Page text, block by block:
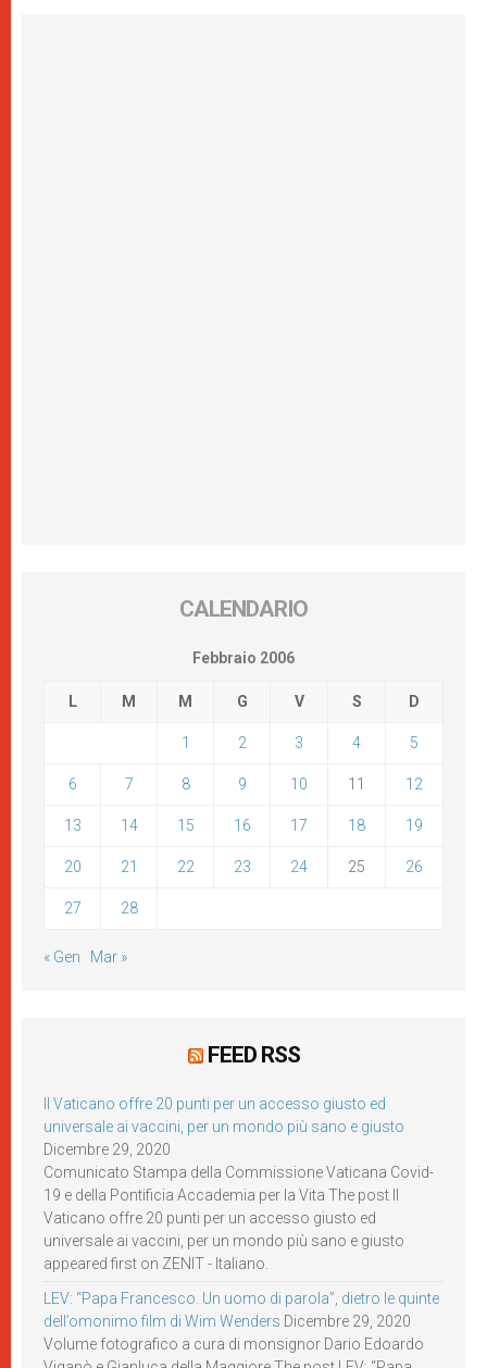
CALENDARIO
Febbraio 2006
L M M G V S D
1 2 3 4 5
6 7 8 9 10 11 12
13 14 15 16 17 18 19
20 21 22 23 24 25 26
27 28
« Gen Mar »
FEED RSS
Il Vaticano offre 20 punti per un accesso giusto ed
universale ai vaccini, per un mondo più sano e giusto
Dicembre 29, 2020
Comunicato Stampa della Commissione Vaticana Covid-
19 e della Pontificia Accademia per la Vita The post Il
Vaticano offre 20 punti per un accesso giusto ed
universale ai vaccini, per un mondo più sano e giusto
appeared first on ZENIT - Italiano.
LEV: “Papa Francesco. Un uomo di parola”, dietro le quinte
dell’omonimo film di Wim Wenders Dicembre 29, 2020
Volume fotografico a cura di monsignor Dario Edoardo